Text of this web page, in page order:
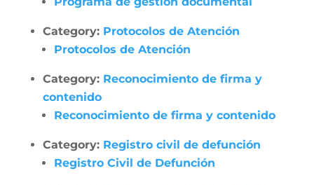
Category: Protocolos de Atención
Protocolos de Atención
Category: Reconocimiento de firma y
contenido
Reconocimiento de firma y contenido
Category: Registro civil de defunción
Registro Civil de Defunción